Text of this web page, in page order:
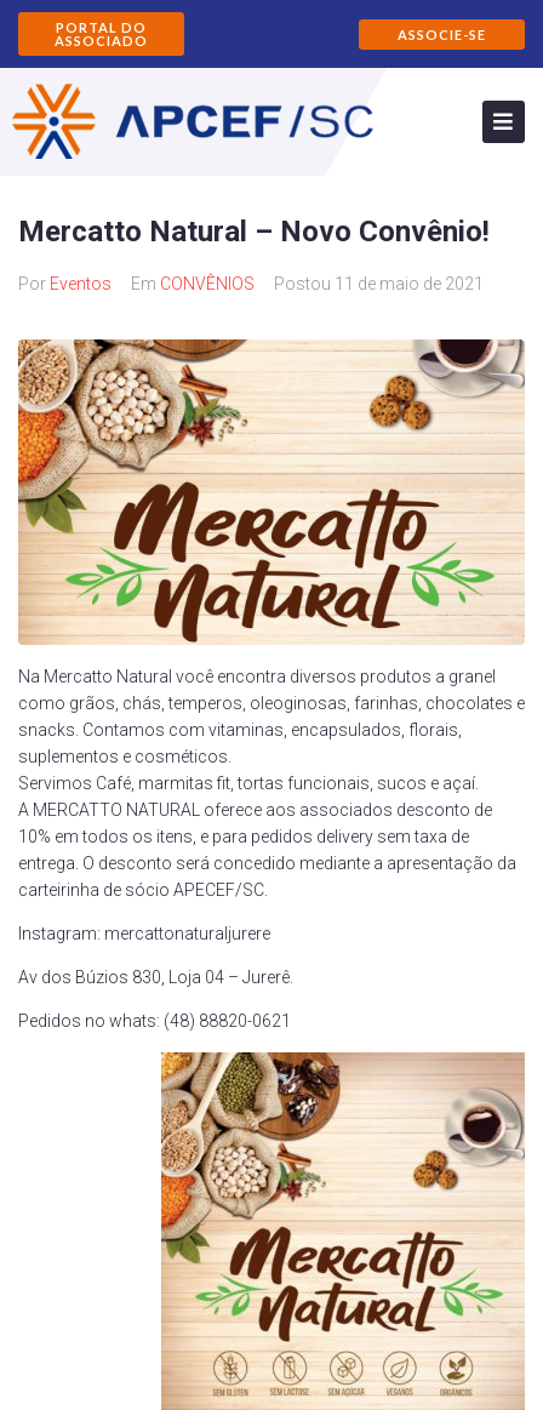
PORTAL DO
ASSOCIADO
ASSOCIE-SE
Mercatto Natural – Novo Convênio!
Por Eventos Em CONVÊNIOS Postou 11 de maio de 2021
Na Mercatto Natural você encontra diversos produtos a granel
como grãos, chás, temperos, oleoginosas, farinhas, chocolates e
snacks. Contamos com vitaminas, encapsulados, florais,
suplementos e cosméticos.
Servimos Café, marmitas fit, tortas funcionais, sucos e açaí.
A MERCATTO NATURAL oferece aos associados desconto de
10% em todos os itens, e para pedidos delivery sem taxa de
entrega. O desconto será concedido mediante a apresentação da
carteirinha de sócio APECEF/SC.
Instagram: mercattonaturaljurere
Av dos Búzios 830, Loja 04 – Jurerê.
Pedidos no whats: (48) 88820-0621